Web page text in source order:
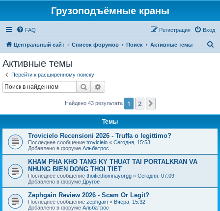
Грузоподъёмные краны
FAQ Вход
Регистрация
Центральный сайт Список форумов Поиск Активные темы
Активные темы
Перейти к расширенному поиску
Поиск
Найдено 43 результата 1 2
Темы
Trovicielo Recensioni 2026 - Truffa o legittimo?
Последнее сообщение trovicielo « Сегодня, 15:53
Добавлено в форуме Альбатрос
KHAM PHA KHO TANG KY THUAT TAI PORTALKRAN VA
NHUNG BIEN DONG THOI TIET
Последнее сообщение thoitiethomnayorgg « Сегодня, 07:09
Добавлено в форуме Другое
Zephgain Review 2026 - Scam Or Legit?
Последнее сообщение zephgain « Вчера, 15:32
Добавлено в форуме Альбатрос